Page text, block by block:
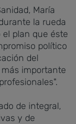
María
la rueda
plan que éste
político
del
importante
de integral,
y de